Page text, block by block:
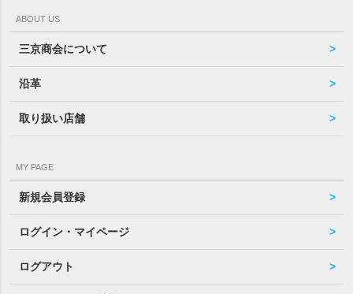
ABOUT US
三京商会について
沿革
取り扱い店舗
MY PAGE
新規会員登録
ログイン・マイページ
ログアウト